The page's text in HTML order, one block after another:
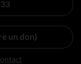
un don)